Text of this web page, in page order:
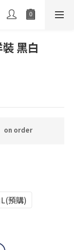
黑白
on order
預購)